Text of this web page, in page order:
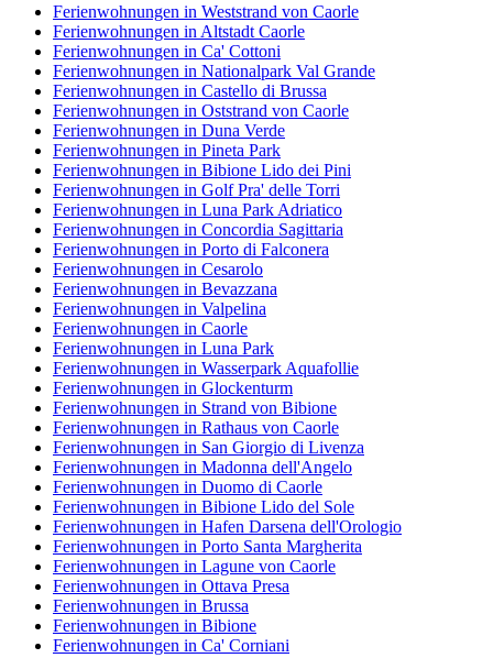
Ferienwohnungen in Weststrand von Caorle
Ferienwohnungen in Altstadt Caorle
Ferienwohnungen in Ca' Cottoni
Ferienwohnungen in Nationalpark Val Grande
Ferienwohnungen in Castello di Brussa
Ferienwohnungen in Oststrand von Caorle
Ferienwohnungen in Duna Verde
Ferienwohnungen in Pineta Park
Ferienwohnungen in Bibione Lido dei Pini
Ferienwohnungen in Golf Pra' delle Torri
Ferienwohnungen in Luna Park Adriatico
Ferienwohnungen in Concordia Sagittaria
Ferienwohnungen in Porto di Falconera
Ferienwohnungen in Cesarolo
Ferienwohnungen in Bevazzana
Ferienwohnungen in Valpelina
Ferienwohnungen in Caorle
Ferienwohnungen in Luna Park
Ferienwohnungen in Wasserpark Aquafollie
Ferienwohnungen in Glockenturm
Ferienwohnungen in Strand von Bibione
Ferienwohnungen in Rathaus von Caorle
Ferienwohnungen in San Giorgio di Livenza
Ferienwohnungen in Madonna dell'Angelo
Ferienwohnungen in Duomo di Caorle
Ferienwohnungen in Bibione Lido del Sole
Ferienwohnungen in Hafen Darsena dell'Orologio
Ferienwohnungen in Porto Santa Margherita
Ferienwohnungen in Lagune von Caorle
Ferienwohnungen in Ottava Presa
Ferienwohnungen in Brussa
Ferienwohnungen in Bibione
Ferienwohnungen in Ca' Corniani